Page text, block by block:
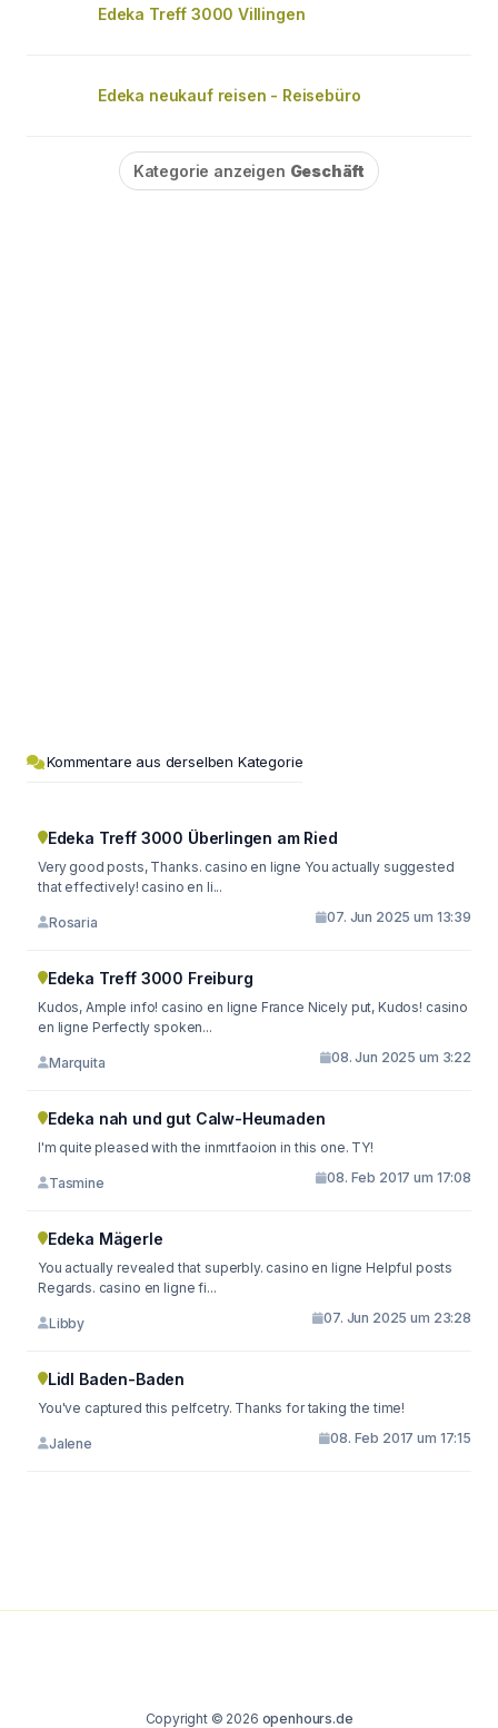
Edeka Treff 3000 Villingen
Edeka neukauf reisen - Reisebüro
Kategorie anzeigen Geschäft
Kommentare aus derselben Kategorie
Edeka Treff 3000 Überlingen am Ried
Very good posts, Thanks. casino en ligne You actually suggested
that effectively! casino en li...
Rosaria 07. Jun 2025 um 13:39
Edeka Treff 3000 Freiburg
Kudos, Ample info! casino en ligne France Nicely put, Kudos! casino
en ligne Perfectly spoken...
Marquita 08. Jun 2025 um 3:22
Edeka nah und gut Calw-Heumaden
I'm quite pleased with the inmrtfaoion in this one. TY!
Tasmine 08. Feb 2017 um 17:08
Edeka Mägerle
You actually revealed that superbly. casino en ligne Helpful posts
Regards. casino en ligne fi...
Libby 07. Jun 2025 um 23:28
Lidl Baden-Baden
You've captured this pelfcetry. Thanks for taking the time!
Jalene 08. Feb 2017 um 17:15
Copyright © 2026 openhours.de